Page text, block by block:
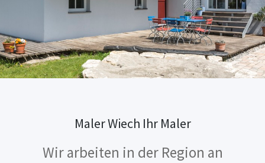
Maler Wiech Ihr Maler
Wir arbeiten in der Region an